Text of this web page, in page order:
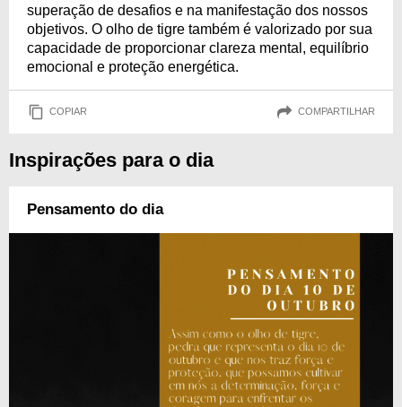
superação de desafios e na manifestação dos nossos
objetivos. O olho de tigre também é valorizado por sua
capacidade de proporcionar clareza mental, equilíbrio
emocional e proteção energética.
COPIAR COMPARTILHAR
Inspirações para o dia
Pensamento do dia